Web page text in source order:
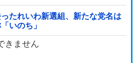
ったれいわ新選組、新たな党名は
いのち」
きません